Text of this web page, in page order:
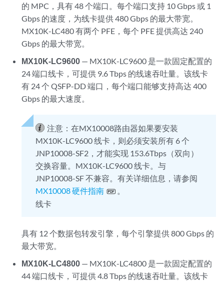
的 MPC，具有 48 个端口。每个端口支持 10 Gbps 或 1
Gbps 的速度，为线卡提供 480 Gbps 的最大带宽。
MX10K-LC480 有两个 PFE，每个 PFE 提供高达 240
Gbps 的最大带宽。
MX10K-LC9600 — MX10K-LC9600 是一款固定配置的
24 端口线卡，可提供 9.6 Tbps 的线速吞吐量。该线卡
有 24 个 QSFP-DD 端口，每个端口能够支持高达 400
Gbps 的最大速度。
注意：在MX10008路由器如果要安装
MX10K-LC9600 线卡，则必须安装所有 6 个
JNP10008-SF2，才能实现 153.6Tbps（双向）
交换容量。MX10K-LC9600 线卡。与
JNP10008-SF 不兼容。有关详细信息，请参阅
MX10008 硬件指南
线卡
具有 12 个数据包转发引擎，每个引擎提供 800 Gbps 的
最大带宽。
MX10K-LC4800 — MX10K-LC4800 是一款固定配置的
44 端口线卡，可提供 4.8 Tbps 的线速吞吐量。该线卡